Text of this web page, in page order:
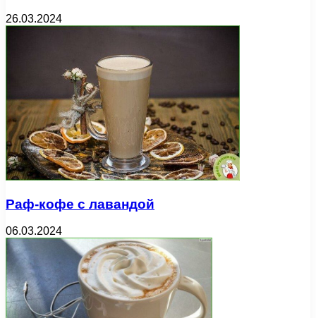
26.03.2024
Раф-кофе с лавандой
06.03.2024